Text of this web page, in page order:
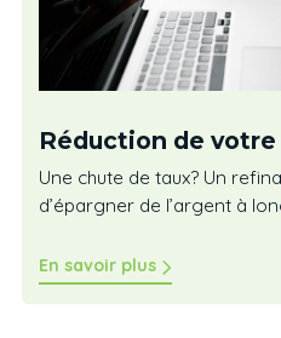
Réduction de
Une chute de taux? Un
d’épargner de l’argent à
En savoir plus